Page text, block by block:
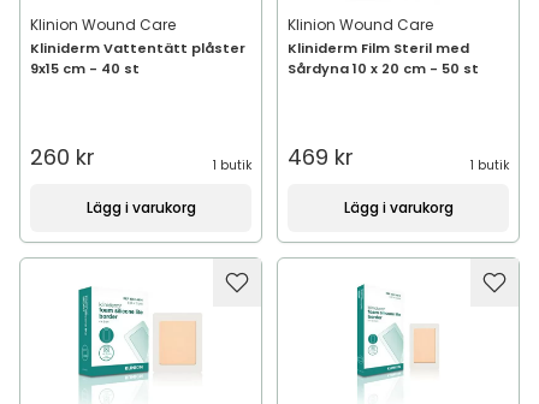
Klinion Wound Care
Kliniderm Vattentätt plåster
9x15 cm - 40 st
260 kr 1 butik
Lägg i varukorg
Klinion Wound Care
Kliniderm Film Steril med
Sårdyna 10 x 20 cm - 50 st
469 kr 1 butik
Lägg i varukorg